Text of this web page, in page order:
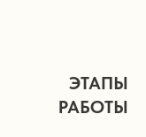
ЭТАПЫ
РАБОТЫ